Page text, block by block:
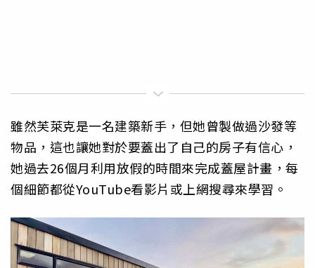
雖然芙萊克是一名建築新手，但她曾製做過沙發等
物品，這也讓她對於要蓋出了自己的房子有信心，
她過去26個月利用放假的時間來完成蓋屋計畫，每
個細節都從YouTube看影片或上網搜尋來學習。